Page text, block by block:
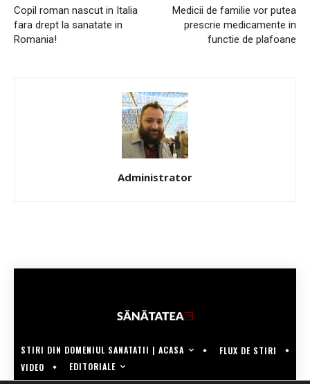
Copil roman nascut in Italia
fara drept la sanatate in
Romania!
Medicii de familie vor putea
prescrie medicamente in
functie de plafoane
Administrator
STIRI DIN DOMENIUL SANATATII | ACASA
FLUX DE STIRI
VIDEO
EDITORIALE